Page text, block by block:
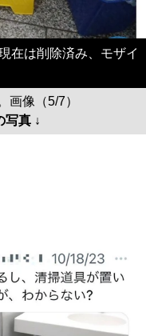
在は削除済み、モザイ
画像（5/7）
写真 ↓